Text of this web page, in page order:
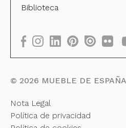
Biblioteca
© 2026 MUEBLE DE ESPAÑA
Nota Legal
Política de privacidad